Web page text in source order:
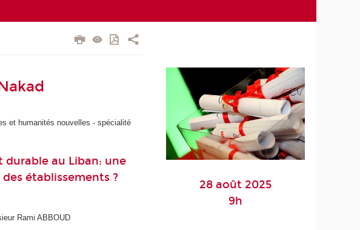
et humanités nouvelles - spécialité
durable au Liban: une
établissements ?
Rami ABBOUD
28 août 2025
9h